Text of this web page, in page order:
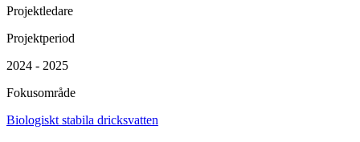
Projektledare
Projektperiod
2024 - 2025
Fokusområde
Biologiskt stabila dricksvatten